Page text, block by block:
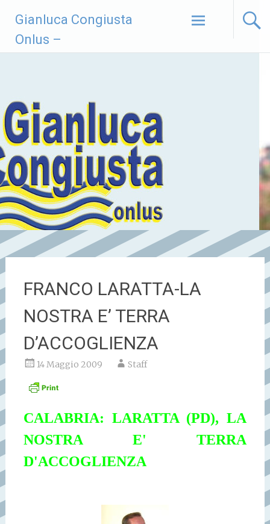
contenuto
Gianluca Congiusta
Onlus –
FRANCO LARATTA-LA
NOSTRA E’ TERRA
D’ACCOGLIENZA
14 Maggio 2009 Staff
CALABRIA: LARATTA (PD), LA
NOSTRA E' TERRA
D'ACCOGLIENZA